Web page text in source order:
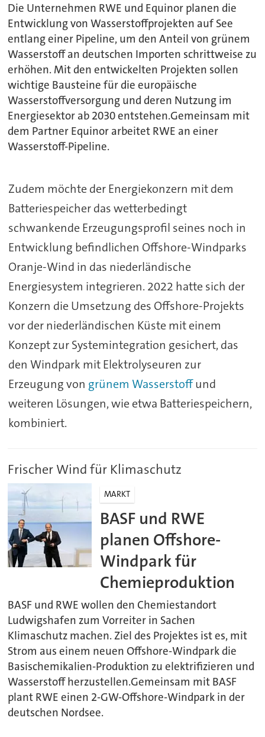
Die Unternehmen RWE und Equinor planen die
Entwicklung von Wasserstoffprojekten auf See
entlang einer Pipeline, um den Anteil von grünem
Wasserstoff an deutschen Importen schrittweise zu
erhöhen. Mit den entwickelten Projekten sollen
wichtige Bausteine für die europäische
Wasserstoffversorgung und deren Nutzung im
Energiesektor ab 2030 entstehen.Gemeinsam mit
dem Partner Equinor arbeitet RWE an einer
Wasserstoff-Pipeline.
Zudem möchte der Energiekonzern mit dem
Batteriespeicher das wetterbedingt
schwankende Erzeugungsprofil seines noch in
Entwicklung befindlichen Offshore-Windparks
Oranje-Wind in das niederländische
Energiesystem integrieren. 2022 hatte sich der
Konzern die Umsetzung des Offshore-Projekts
vor der niederländischen Küste mit einem
Konzept zur Systemintegration gesichert, das
den Windpark mit Elektrolyseuren zur
Erzeugung von grünem Wasserstoffund
weiteren Lösungen, wie etwa Batteriespeichern,
kombiniert.
Frischer Wind für Klimaschutz
MARKT
BASF und RWE
planen Offshore-
Windpark für
Chemieproduktion
BASF und RWE wollen den Chemiestandort
Ludwigshafen zum Vorreiter in Sachen
Klimaschutz machen. Ziel des Projektes ist es, mit
Strom aus einem neuen Offshore-Windpark die
Basischemikalien-Produktion zu elektrifizieren und
Wasserstoff herzustellen.Gemeinsam mit BASF
plant RWE einen 2-GW-Offshore-Windpark in der
deutschen Nordsee.